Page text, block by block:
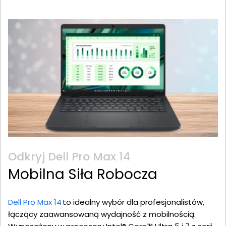
Odkryj Dell Pro Max 14
Mobilna Siła Robocza
Dell Pro Max 14to idealny wybór dla profesjonalistów,
łączący zaawansowaną wydajność z mobilnością.